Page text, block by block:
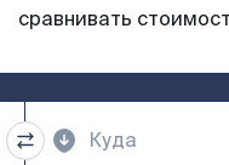
сравнивать